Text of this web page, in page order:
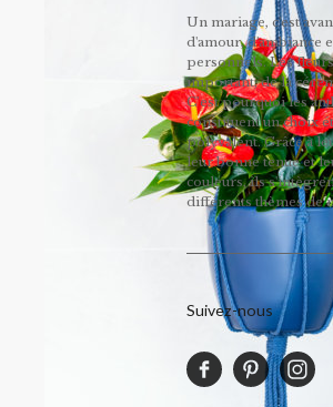
Un mariage, c'est
d'amour, d'ambiance
personnels. Les
important, de la
C’est pourquoi les
constituent un choix
polyvalent. Grâce à
leur bonne tenue et
couleurs, ils
différents thèmes de
Suivez-nous